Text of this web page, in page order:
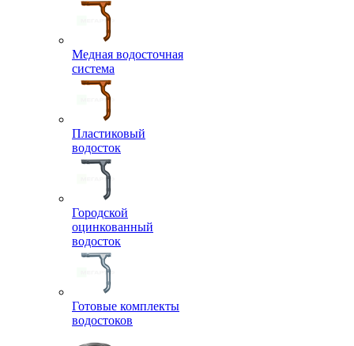
Медная водосточная
система
Пластиковый
водосток
Городской
оцинкованный
водосток
Готовые комплекты
водостоков